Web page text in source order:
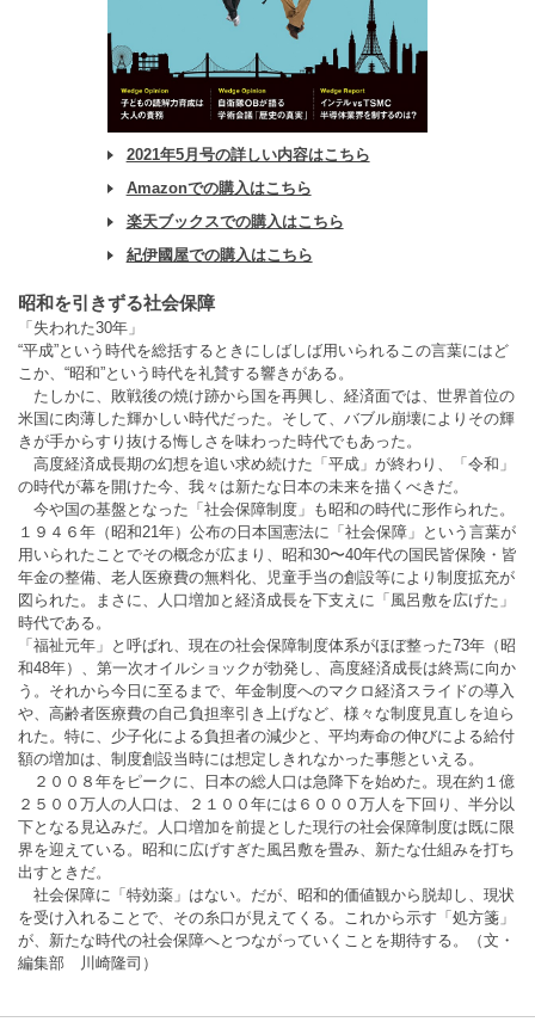
2021年5月号の詳しい内容はこちら
Amazonでの購入はこちら
楽天ブックスでの購入はこちら
紀伊國屋での購入はこちら
昭和を引きずる社会保障
「失われた30年」
“平成”という時代を総括するときにしばしば用いられるこの言葉にはど
こか、“昭和”という時代を礼賛する響きがある。
たしかに、敗戦後の焼け跡から国を再興し、経済面では、世界首位の
米国に肉薄した輝かしい時代だった。そして、バブル崩壊によりその輝
きが手からすり抜ける悔しさを味わった時代でもあった。
高度経済成長期の幻想を追い求め続けた「平成」が終わり、「令和」
の時代が幕を開けた今、我々は新たな日本の未来を描くべきだ。
今や国の基盤となった「社会保障制度」も昭和の時代に形作られた。
１９４６年（昭和21年）公布の日本国憲法に「社会保障」という言葉が
用いられたことでその概念が広まり、昭和30〜40年代の国民皆保険・皆
年金の整備、老人医療費の無料化、児童手当の創設等により制度拡充が
図られた。まさに、人口増加と経済成長を下支えに「風呂敷を広げた」
時代である。
「福祉元年」と呼ばれ、現在の社会保障制度体系がほぼ整った73年（昭
和48年）、第一次オイルショックが勃発し、高度経済成長は終焉に向か
う。それから今日に至るまで、年金制度へのマクロ経済スライドの導入
や、高齢者医療費の自己負担率引き上げなど、様々な制度見直しを迫ら
れた。特に、少子化による負担者の減少と、平均寿命の伸びによる給付
額の増加は、制度創設当時には想定しきれなかった事態といえる。
２００８年をピークに、日本の総人口は急降下を始めた。現在約１億
２５００万人の人口は、２１００年には６０００万人を下回り、半分以
下となる見込みだ。人口増加を前提とした現行の社会保障制度は既に限
界を迎えている。昭和に広げすぎた風呂敷を畳み、新たな仕組みを打ち
出すときだ。
社会保障に「特効薬」はない。だが、昭和的価値観から脱却し、現状
を受け入れることで、その糸口が見えてくる。これから示す「処方箋」
が、新たな時代の社会保障へとつながっていくことを期待する。（文・
編集部 川崎隆司）